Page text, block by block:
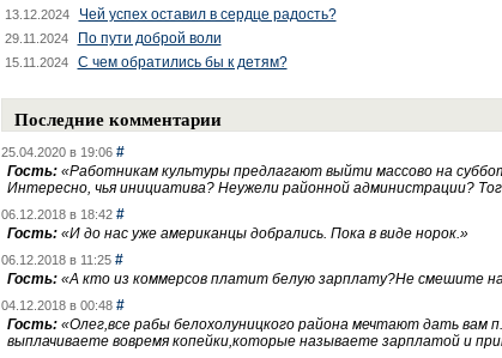
13.12.2024 Чей успех оставил в сердце радость?
29.11.2024 По пути доброй воли
15.11.2024 С чем обратились бы к детям?
Последние комментарии
25.04.2020 в 19:06 #
Гость: «Работникам культуры предлагают выйти массово на
Интересно, чья инициатива? Неужели районной администрации?
06.12.2018 в 18:42 #
Гость: «И до нас уже американцы добрались. Пока в виде норок.»
06.12.2018 в 11:25 #
Гость: «А кто из коммерсов платит белую зарплату?Не смешите
04.12.2018 в 00:48 #
Гость: «Олег,все рабы белохолуницкого района мечтают дать вам
выплачиваете вовремя копейки,которые называете зарплатой и